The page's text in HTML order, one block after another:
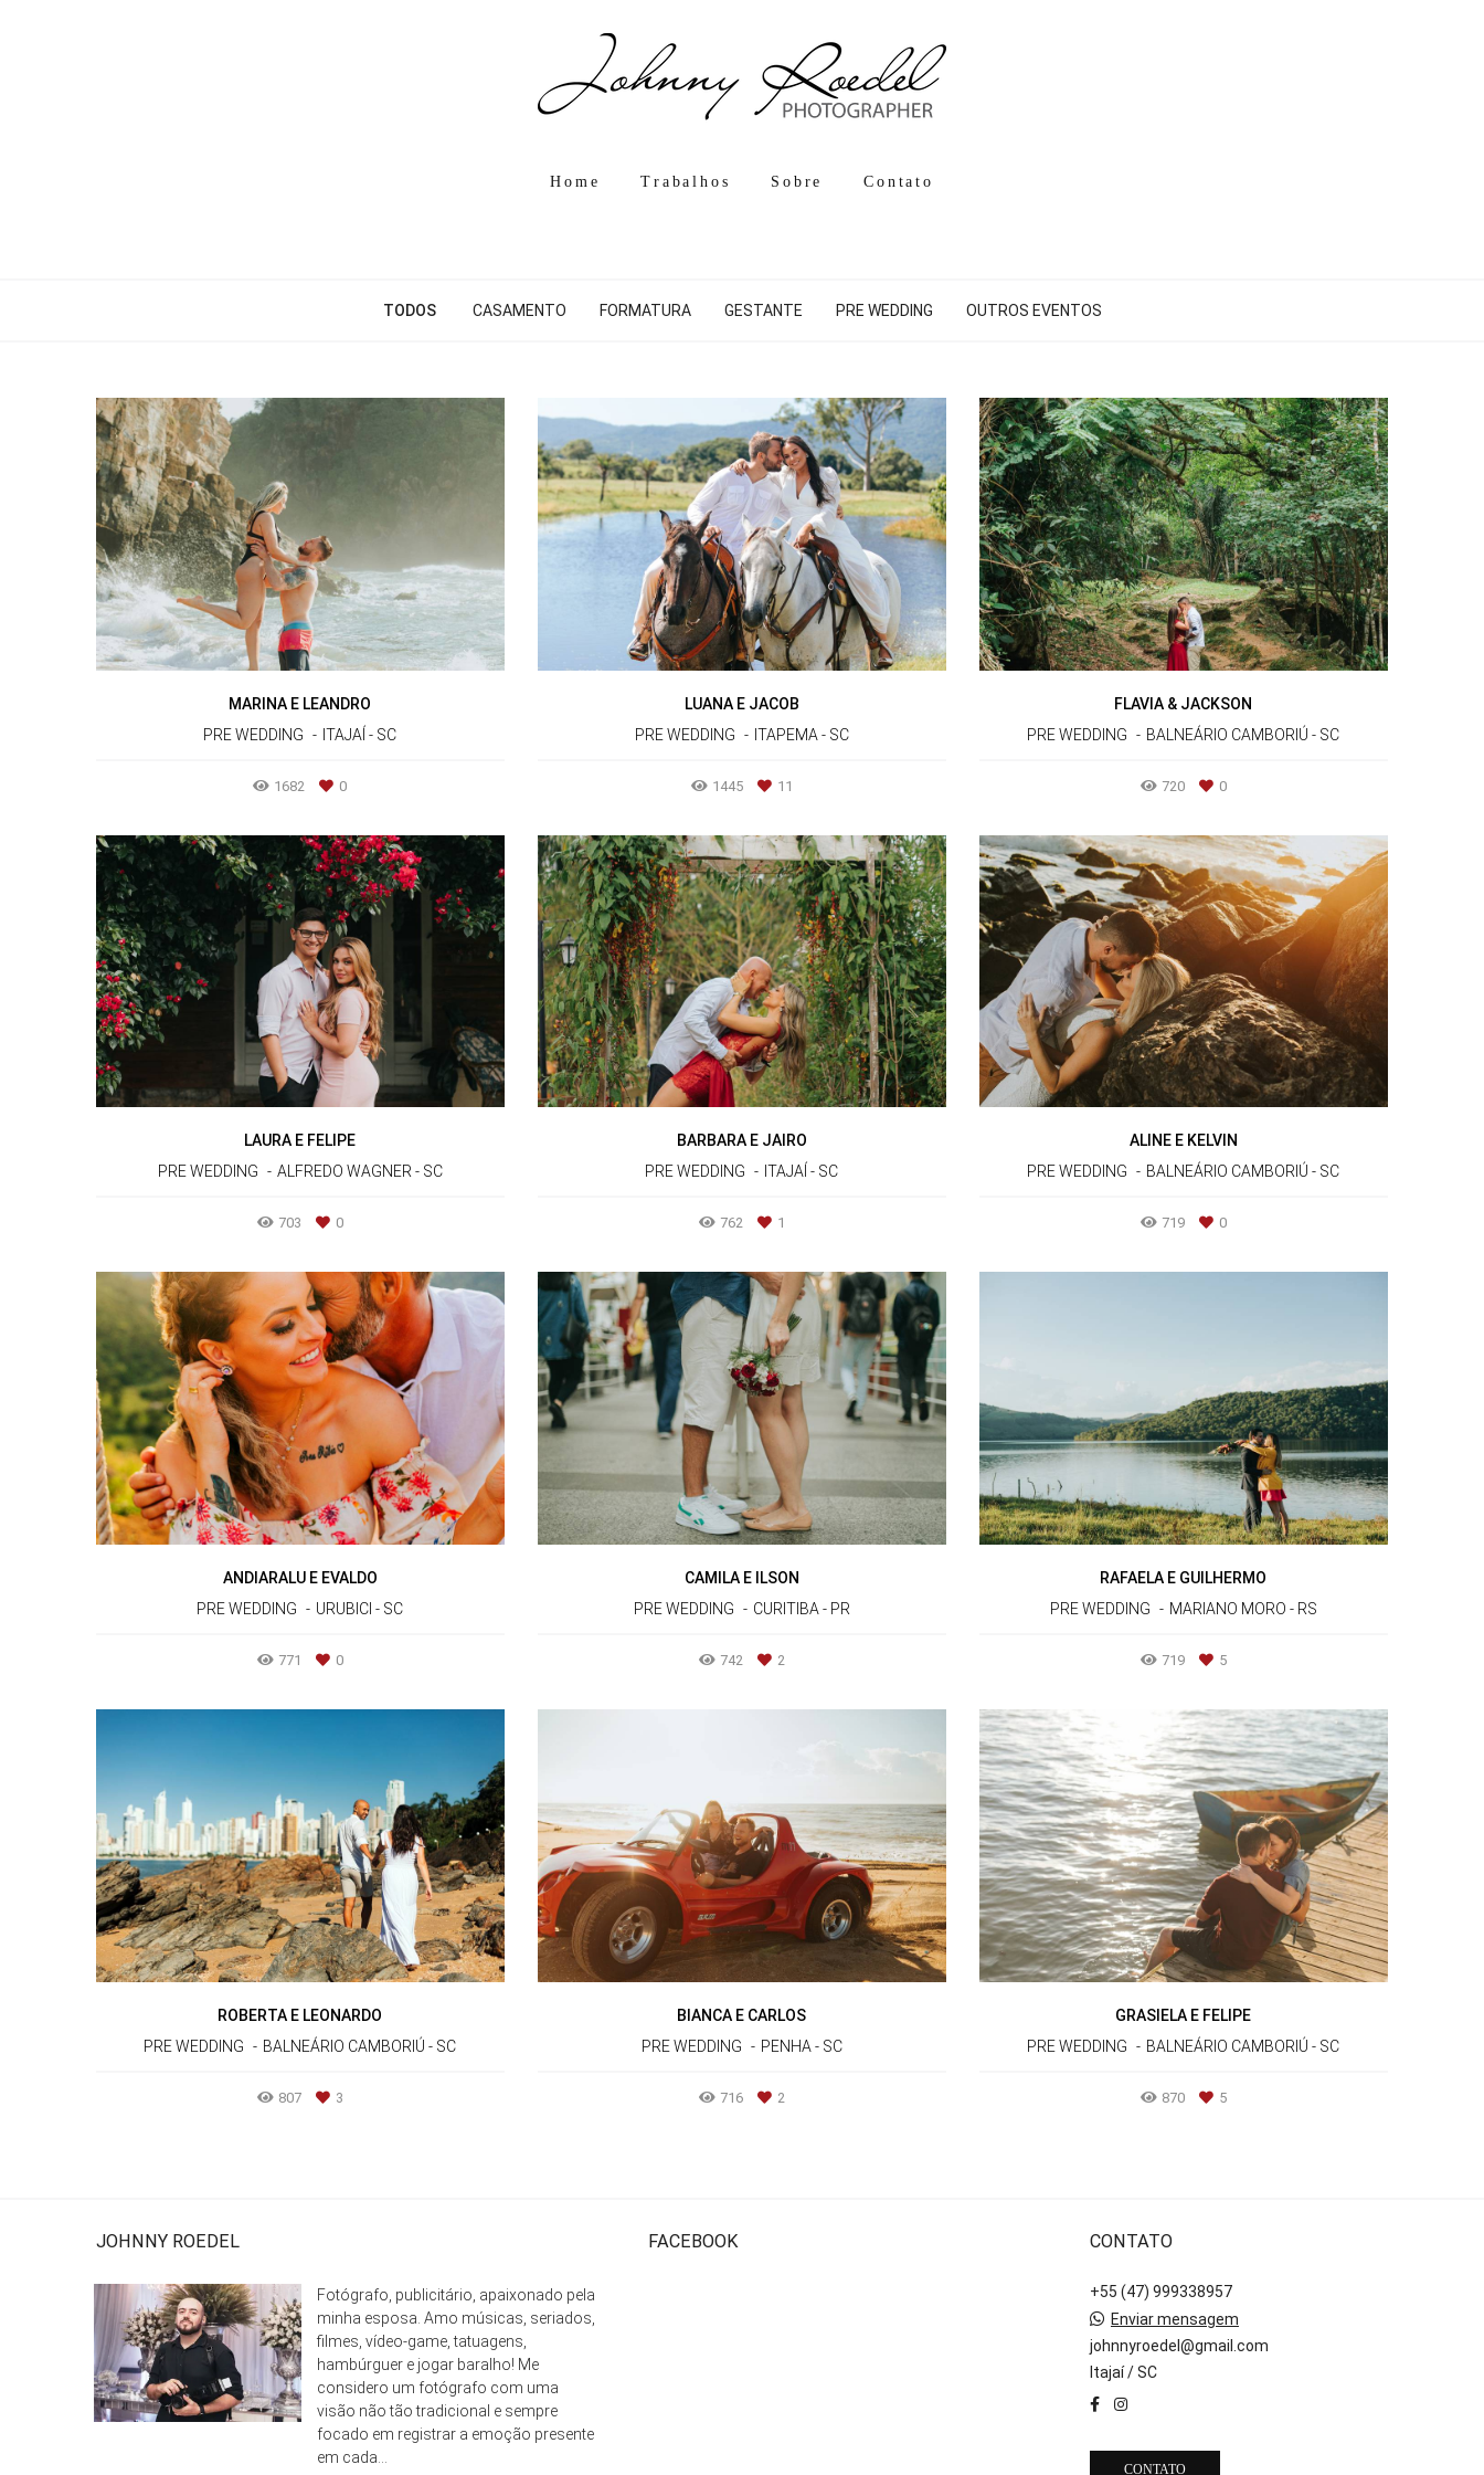
Home Trabalhos Sobre Contato
TODOS CASAMENTO FORMATURA GESTANTE PRE WEDDING OUTROS EVENTOS
MARINA E LEANDRO
PRE WEDDING
ITAJAÍ - SC
1682 0
LUANA E JACOB
PRE WEDDING
ITAPEMA - SC
1445 11
FLAVIA & JACKSON
PRE WEDDING
BALNEÁRIO CAMBORIÚ - SC
720 0
LAURA E FELIPE
PRE WEDDING
ALFREDO WAGNER - SC
703 0
BARBARA E JAIRO
PRE WEDDING
ITAJAÍ - SC
762 1
ALINE E KELVIN
PRE WEDDING
BALNEÁRIO CAMBORIÚ - SC
719 0
ANDIARALU E EVALDO
PRE WEDDING
URUBICI - SC
771 0
CAMILA E ILSON
PRE WEDDING
CURITIBA - PR
742 2
RAFAELA E GUILHERMO
PRE WEDDING
MARIANO MORO - RS
719 5
ROBERTA E LEONARDO
PRE WEDDING
BALNEÁRIO CAMBORIÚ - SC
807 3
BIANCA E CARLOS
PRE WEDDING
PENHA - SC
716 2
GRASIELA E FELIPE
PRE WEDDING
BALNEÁRIO CAMBORIÚ - SC
870 5
JOHNNY ROEDEL
Fotógrafo, publicitário, apaixonado pela
minha esposa. Amo músicas, seriados,
filmes, vídeo-game, tatuagens,
hambúrguer e jogar baralho! Me
considero um fotógrafo com uma
visão não tão tradicional e sempre
focado em registrar a emoção presente
em cada...
FACEBOOK CONTATO
+55 (47) 999338957
Enviar mensagem
johnnyroedel@gmail.com
Itajaí / SC
CONTATO